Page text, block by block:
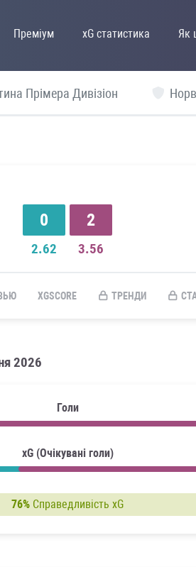
Преміум xG статистика Як
Прімера Дивізіон
0
2.62
2
3.56
XGSCORE ТРЕНДИ
2026
Голи
xG (Очікувані голи)
76% Справедливість xG